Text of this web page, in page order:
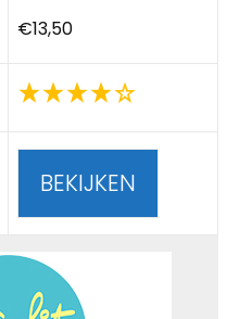
€13,50
BEKIJKEN